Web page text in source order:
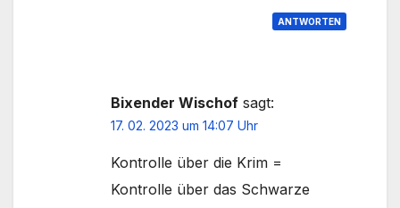
ANTWORTEN
Bixender Wischof sagt:
17. 02. 2023 um 14:07 Uhr
Kontrolle über die Krim =
Kontrolle über das Schwarze